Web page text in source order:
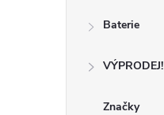
Baterie
VÝPRODEJ!
Značky